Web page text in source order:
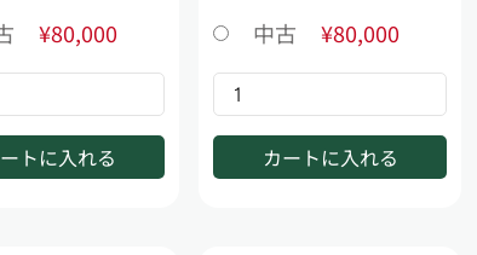
¥80,000
トに入れる
中古
¥80,000
カートに入れる